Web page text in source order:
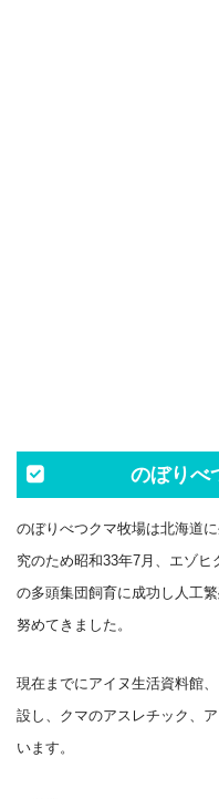
のぼりべ
のぼりべつクマ牧場は北海道
究のため昭和33年7月、エゾ
の多頭集団飼育に成功し人工
努めてきました。
現在までにアイヌ生活資料館
設し、クマのアスレチック、
います。